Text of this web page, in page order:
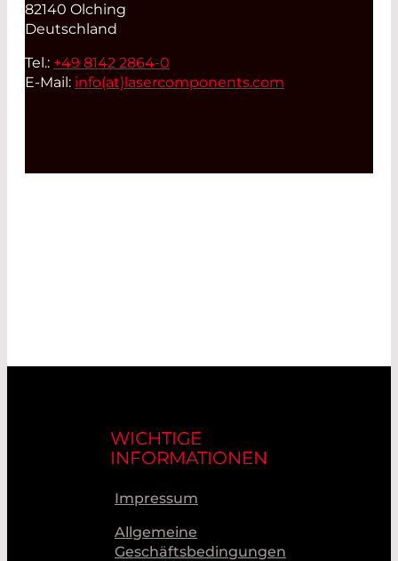
82140 Olching
Deutschland
Tel.: +49 8142 2864-0
E-Mail: info(at) lasercomponents.com
WICHTIGE
INFORMATIONEN
Impressum
Allgemeine
Geschäftsbedingungen